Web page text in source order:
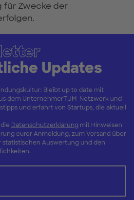
für Zwecke der
Updates
Bleibt up to date mit
dem UnternehmerTUM-Netzwerk und
und erfahrt von Startups, die aktuell
Datenschutzerklärungmit Hinweisen
eurer Anmeldung, zum Versand über
statistischen Auswertung und den